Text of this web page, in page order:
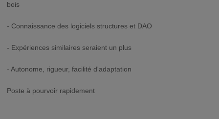
bois
- Connaissance des logiciels structures et DAO
- Expériences similaires seraient un plus
- Autonome, rigueur, facilité d'adaptation
Poste à pourvoir rapidement